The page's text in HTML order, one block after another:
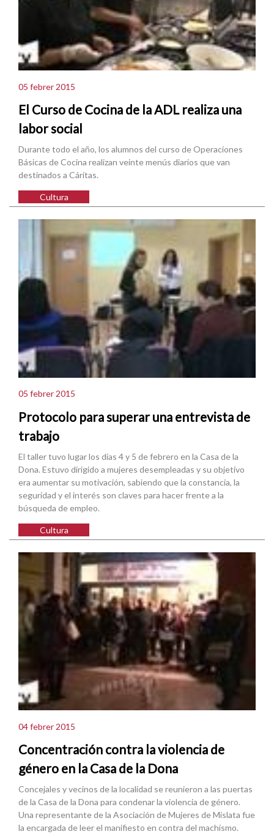
05 febrer 2015
El Curso de Cocina de la ADL realiza una
labor social
Durante todo el año, los alumnos del curso de Operaciones
Básicas de Cocina realizan veinte menús diarios que van
destinados a Cáritas.
Cultura
05 febrer 2015
Protocolo para superar una entrevista de
trabajo
El taller tuvo lugar los días 4 y 5 de febrero en la Casa de la
Dona. Estuvo dirigido a mujeres desempleadas y su objetivo
era aumentar su motivación, sabiendo que la constancia, la
seguridad y el interés son claves para hacer frente a la
búsqueda de empleo.
Cultura
04 febrer 2015
Concentración contra la violencia de
género en la Casa de la Dona
Concejales y vecinos de la localidad se reunieron a las puertas
de la Casa de la Dona para condenar la violencia de género.
Una representante de la Asociación de Mujeres de Mislata fue
la encargada de leer el manifiesto en contra del machismo.